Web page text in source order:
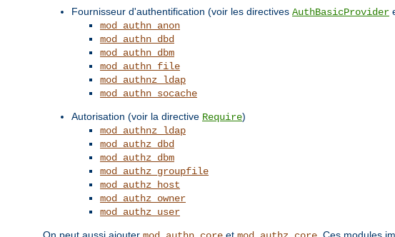
Fournisseur d'authentification (voir les directives AuthBasicProvider
mod_authn_anon
mod_authn_dbd
mod_authn_dbm
mod_authn_file
mod_authnz_ldap
mod_authn_socache
Autorisation (voir la directive Require)
mod_authnz_ldap
mod_authz_dbd
mod_authz_dbm
mod_authz_groupfile
mod_authz_host
mod_authz_owner
mod_authz_user
On peut aussi ajouter
et
. Ces modules